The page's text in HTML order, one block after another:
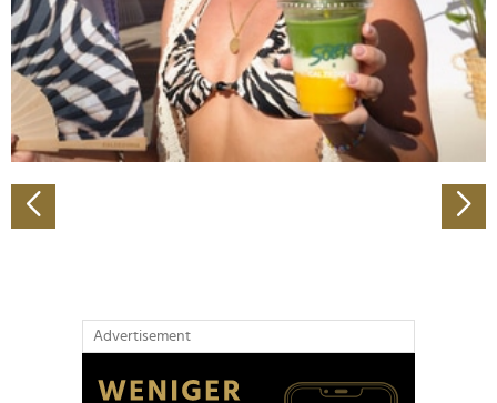
Wir verwenden Cookies, um Inhalte und Anzeigen zu
personalisieren, Funktionen für soziale Medien anbieten
zu können und die Zugriffe auf unsere Website zu
analysieren. Außerdem geben wir Informationen zu Ihrer
Verwendung unserer Website an unsere Partner für
Partner führen diese Informationen möglicherweise mit
weiteren Daten zusammen, die Sie ihnen bereitgestellt
Advertisement